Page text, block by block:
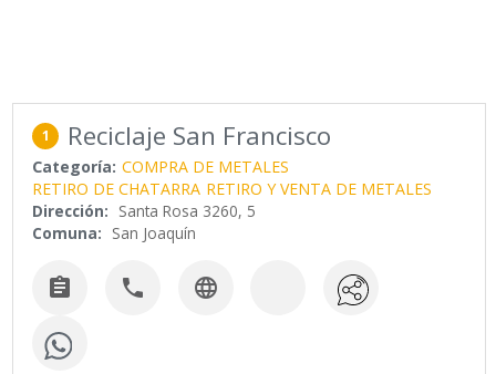
1 Reciclaje San Francisco
Categoría: COMPRA DE METALES
RETIRO DE CHATARRA RETIRO Y VENTA DE METALES
Dirección: Santa Rosa 3260, 5
Comuna: San Joaquín
  